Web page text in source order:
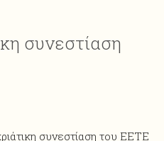
συνεστίαση
συνεστίαση του ΕΕΤΕ